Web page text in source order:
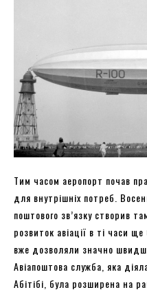
Тим часом аеропорт почав
для внутрішніх потреб.
поштового зв’язку створив
розвиток авіації в ті часи
вже дозволяли значно
Авіапоштова служба, яка
Абітібі, була розширена на